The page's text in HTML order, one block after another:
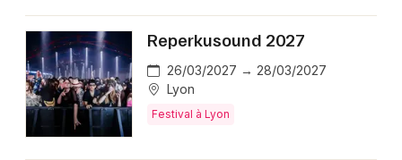
Reperkusound 2027
26/03/2027 → 28/03/2027
Lyon
Festival à Lyon